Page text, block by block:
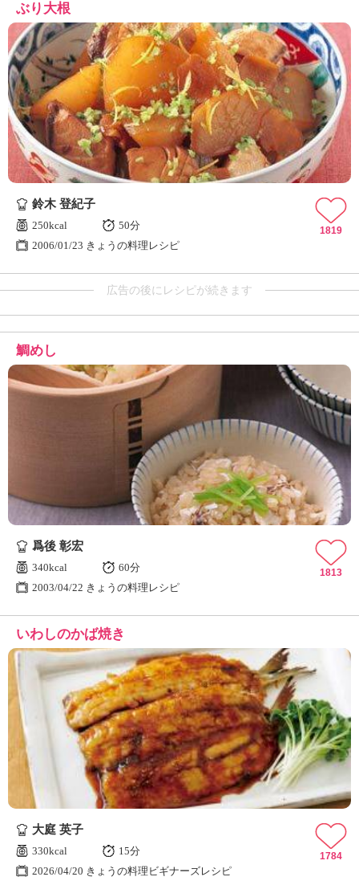
ぶり大根
鈴木 登紀子
250kcal
50分
2006/01/23 きょうの料理レシピ
1819
広告の後にレシピが続きます
鯛めし
爲後 彰宏
340kcal
60分
2003/04/22 きょうの料理レシピ
1813
いわしのかば焼き
大庭 英子
330kcal
15分
2026/04/20 きょうの料理ビギナーズレシピ
1784